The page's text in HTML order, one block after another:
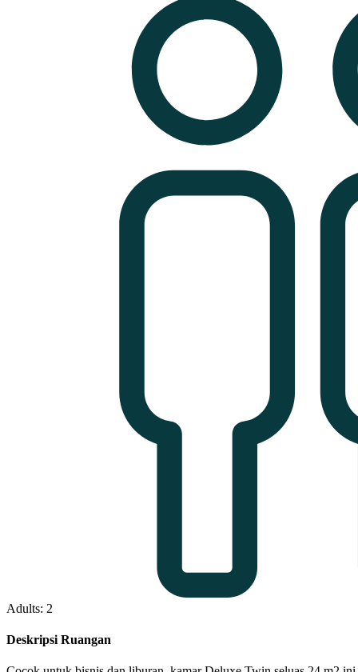
Adults: 2
Deskripsi Ruangan